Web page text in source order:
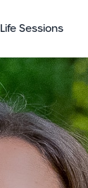
Life Sessions